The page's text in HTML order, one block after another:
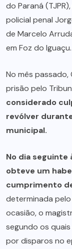
do Paraná
policial penal
de Marcelo
em Foz do
No mês
prisão pelo
considerado
revólver
municipal.
No dia
obteve um
cumprimento
determinada
ocasião, o
segundo os
por disparos no